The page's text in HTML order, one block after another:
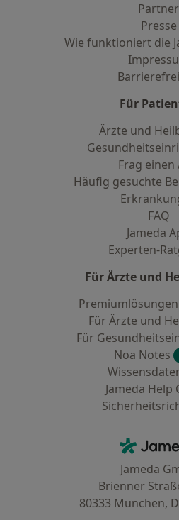
Partner
Presse
Wie funktioniert die
Für
Ärzte und
Frag einen
Häufig gesuchte
FAQ
Jameda
Experten-
Für Ärzte und
Für Ärzte und
Für
Noa Notes
Jameda Help
Jameda
Brienner
80333 München,